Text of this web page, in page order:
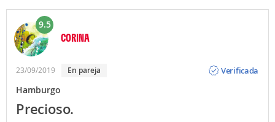
9.5
CORINA
23/09/2019 En pareja
Verificada
Hamburgo
Precioso.